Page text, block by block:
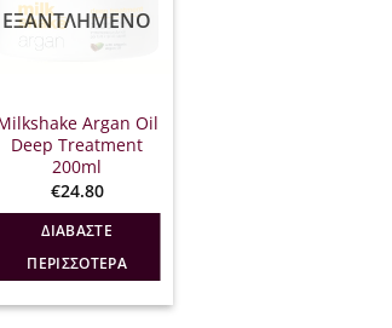
ΕΞΑΝΤΛΗΜΈΝΟ
Argan Oil
Deep Treatment
200ml
€24.80
ΔΙΑΒΆΣΤΕ
ΠΕΡΙΣΣΌΤΕΡΑ